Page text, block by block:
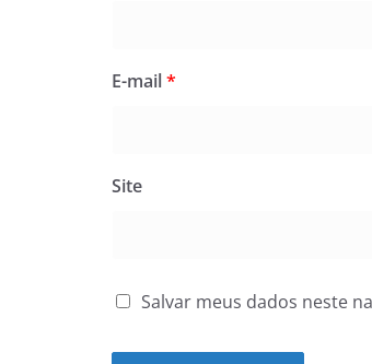
E-mail*
Site
Salvar meus dados neste